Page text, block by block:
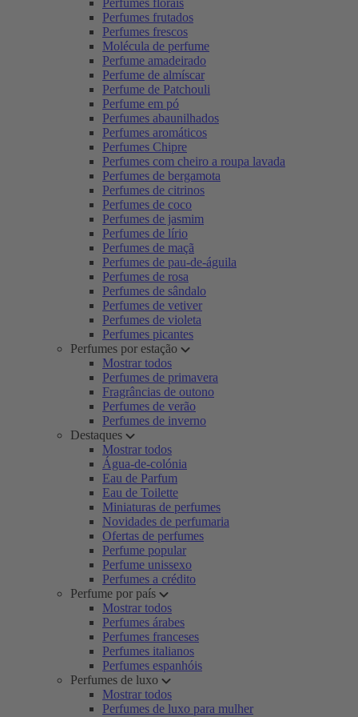
Perfumes florais
Perfumes frutados
Perfumes frescos
Molécula de perfume
Perfume amadeirado
Perfume de almíscar
Perfume de Patchouli
Perfume em pó
Perfumes abaunilhados
Perfumes aromáticos
Perfumes Chipre
Perfumes com cheiro a roupa lavada
Perfumes de bergamota
Perfumes de citrinos
Perfumes de coco
Perfumes de jasmim
Perfumes de lírio
Perfumes de maçã
Perfumes de pau-de-águila
Perfumes de rosa
Perfumes de sândalo
Perfumes de vetiver
Perfumes de violeta
Perfumes picantes
Perfumes por estação
Mostrar todos
Perfumes de primavera
Fragrâncias de outono
Perfumes de verão
Perfumes de inverno
Destaques
Mostrar todos
Água-de-colónia
Eau de Parfum
Eau de Toilette
Miniaturas de perfumes
Novidades de perfumaria
Ofertas de perfumes
Perfume popular
Perfume unissexo
Perfumes a crédito
Perfume por país
Mostrar todos
Perfumes árabes
Perfumes franceses
Perfumes italianos
Perfumes espanhóis
Perfumes de luxo
Mostrar todos
Perfumes de luxo para mulher